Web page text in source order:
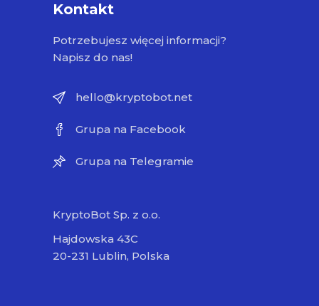
Kontakt
Potrzebujesz więcej informacji?
Napisz do nas!
hello@kryptobot.net
Grupa na Facebook
Grupa na Telegramie
KryptoBot Sp. z o.o.
Hajdowska 43C
20-231 Lublin, Polska